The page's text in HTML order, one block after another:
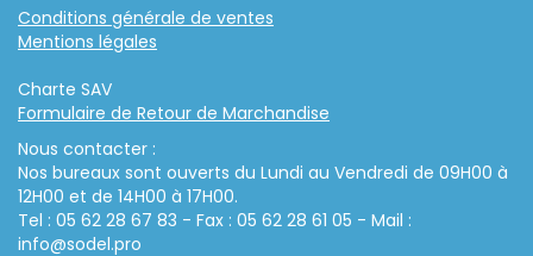
Conditions générale de ventes
Mentions légales
Charte SAV
Formulaire de Retour de Marchandise
Nous contacter :
Nos bureaux sont ouverts du Lundi au Vendredi de 09H00 à
12H00 et de 14H00 à 17H00.
Tel : 05 62 28 67 83 - Fax : 05 62 28 61 05 - Mail :
info@sodel.pro